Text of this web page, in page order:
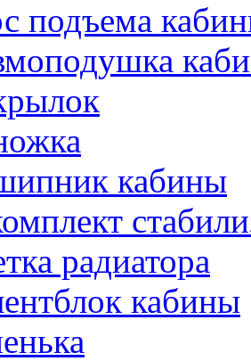
подъема
кабины
радиатора
кабины